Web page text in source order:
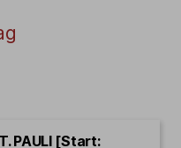
PAULI [Start: